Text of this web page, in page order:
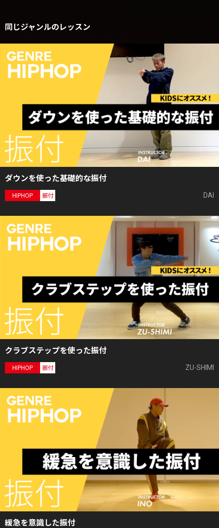
同じジャンルのレッスン
ダウンを使った基礎的な振付
HIPHOP 振付 DAI
クラブステップを使った振付
HIPHOP 振付 ZU-SHIMI
緩急を意識した振付